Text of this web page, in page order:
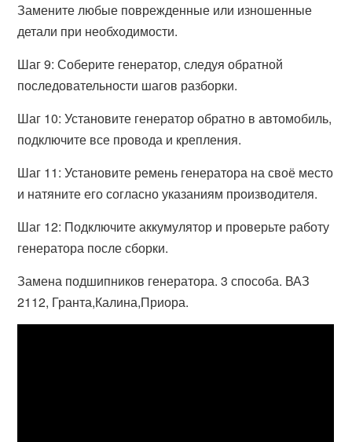
Замените любые поврежденные или изношенные
детали при необходимости.
Шаг 9: Соберите генератор, следуя обратной
последовательности шагов разборки.
Шаг 10: Установите генератор обратно в автомобиль,
подключите все провода и крепления.
Шаг 11: Установите ремень генератора на своё место
и натяните его согласно указаниям производителя.
Шаг 12: Подключите аккумулятор и проверьте работу
генератора после сборки.
Замена подшипников генератора. 3 способа. ВАЗ
2112, Гранта,Калина,Приора.